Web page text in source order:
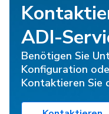
ADI-
Benötigen Sie
Konfiguration
Kontaktieren Sie